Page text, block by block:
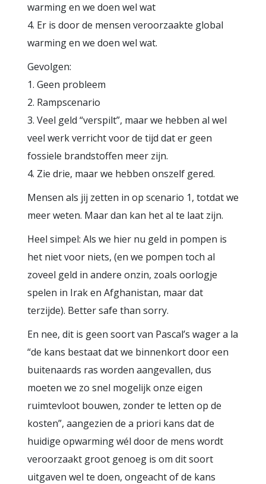
warming en we doen wel wat
4. Er is door de mensen veroorzaakte global
warming en we doen wel wat.
Gevolgen:
1. Geen probleem
2. Rampscenario
3. Veel geld “verspilt”, maar we hebben al wel
veel werk verricht voor de tijd dat er geen
fossiele brandstoffen meer zijn.
4. Zie drie, maar we hebben onszelf gered.
Mensen als jij zetten in op scenario 1, totdat we
meer weten. Maar dan kan het al te laat zijn.
Heel simpel: Als we hier nu geld in pompen is
het niet voor niets, (en we pompen toch al
zoveel geld in andere onzin, zoals oorlogje
spelen in Irak en Afghanistan, maar dat
terzijde). Better safe than sorry.
En nee, dit is geen soort van Pascal’s wager a la
“de kans bestaat dat we binnenkort door een
buitenaards ras worden aangevallen, dus
moeten we zo snel mogelijk onze eigen
ruimtevloot bouwen, zonder te letten op de
kosten”, aangezien de a priori kans dat de
huidige opwarming wél door de mens wordt
veroorzaakt groot genoeg is om dit soort
uitgaven wel te doen, ongeacht of de kans